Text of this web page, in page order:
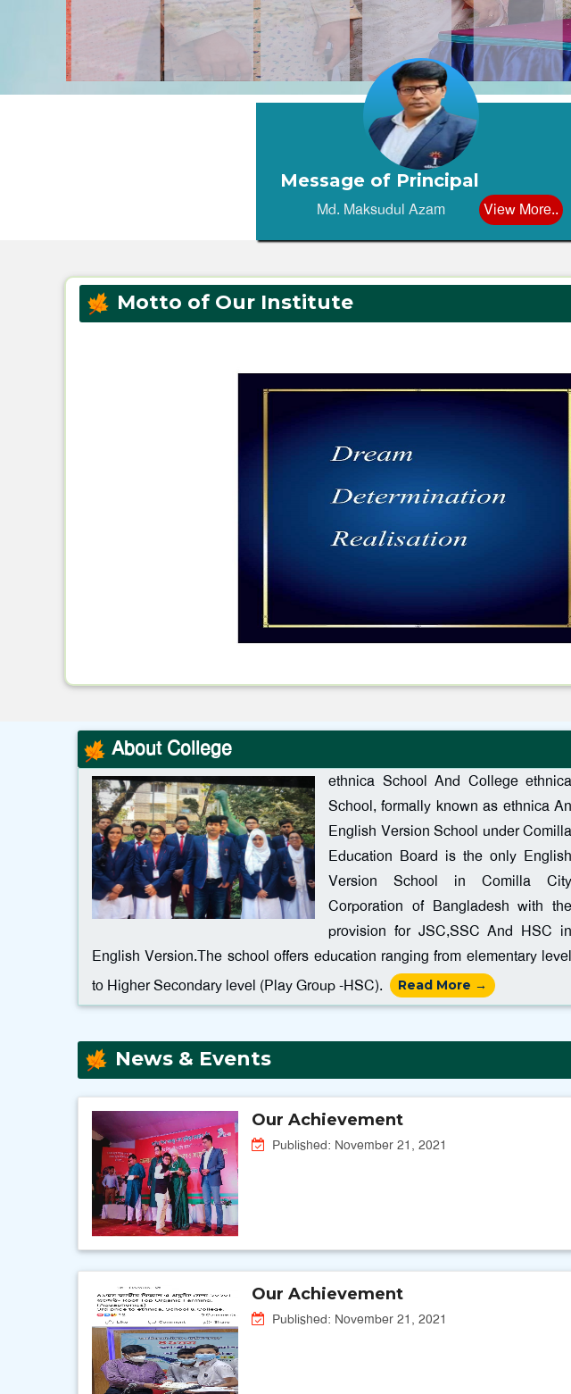
Message of Principal
Md. Maksudul Azam View More..
Motto of Our Institute
About College
ethnica School And College ethnica
School, formally known as ethnica An
English Version School under Comilla
Education Board is the only English
Version School in Comilla City
Corporation of Bangladesh with the
provision for JSC,SSC And HSC in
English Version.The school offers education ranging from elementary level
to Higher Secondary level (Play Group -HSC).
Read More →
News & Events
Our Achievement
Published: November 21, 2021
Our Achievement
Published: November 21, 2021